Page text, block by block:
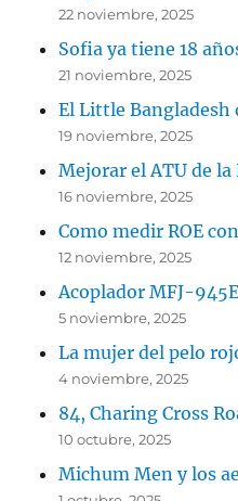
22 noviembre, 2025
Sofia ya tiene 18
21 noviembre, 2025
El Little Bangladesh
19 noviembre, 2025
Mejorar el ATU de
16 noviembre, 2025
Como medir ROE
12 noviembre, 2025
Acoplador MFJ-945E
5 noviembre, 2025
La mujer del pelo
4 noviembre, 2025
84, Charing Cross
10 octubre, 2025
Michum Men y los